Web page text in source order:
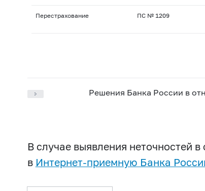
объекте
Перестрахование ПС № 1209
Решения Банка России в
В случае выявления неточностей
в Интернет-приемную Банка